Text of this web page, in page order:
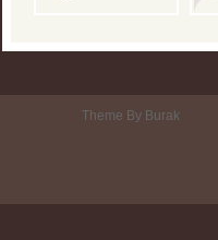
Theme By Burak